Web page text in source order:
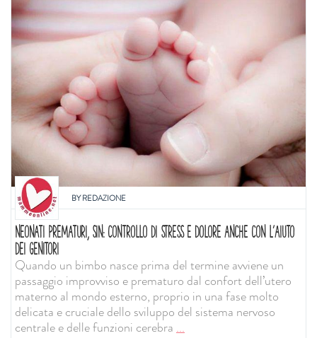
BYREDAZIONE
NEONATI PREMATURI, SIN: CONTROLLO DI STRESS E DOLORE ANCHE CON L'AIUTO
DEI GENITORI
Quando un bimbo nasce prima del termine avviene un
passaggio improvviso e prematuro dal confort dell’utero
materno al mondo esterno, proprio in una fase molto
delicata e cruciale dello sviluppo del sistema nervoso
centrale e delle funzioni cerebra...